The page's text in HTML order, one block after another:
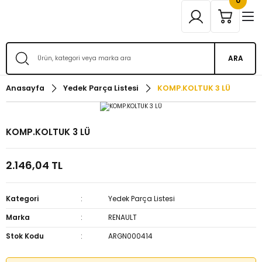
ARA
Anasayfa Yedek Parça Listesi KOMP.KOLTUK 3 LÜ
KOMP.KOLTUK 3 LÜ
2.146,04 TL
Kategori
Yedek Parça Listesi
Marka
RENAULT
Stok Kodu
ARGN000414